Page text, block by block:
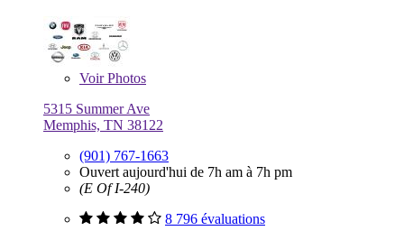
VoirPhotos
5315 Summer Ave
Memphis, TN 38122
(901) 767-1663
Ouvert aujourd'hui de 7h am à 7h pm
(E Of I-240)
8 796 évaluations